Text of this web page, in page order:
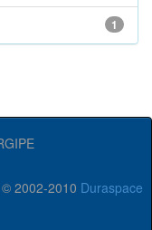
1
2002-2010 Duraspace